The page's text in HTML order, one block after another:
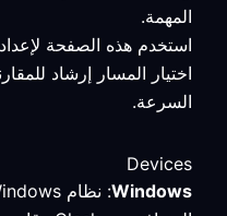
المهمة.
استخدم هذه الصفحة لإعداد
اختيار المسار إرشاد
السرعة.
Devices
Windows